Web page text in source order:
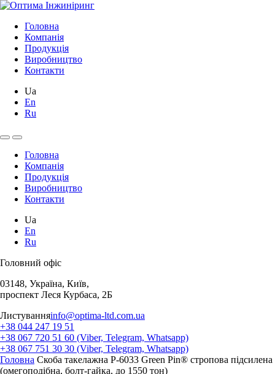
Головна
Компанія
Продукція
Виробництво
Контакти
Ua
En
Ru
Головна
Компанія
Продукція
Виробництво
Контакти
Ua
En
Ru
Головний офіс
03148, Україна, Київ,
проспект Леся Курбаса, 2Б
Листуванняinfo@optima-ltd.com.ua
+38 044 247 19 51
+38 067 720 51 60 (Viber, Telegram, Whatsapp)
+38 067 751 30 30 (Viber, Telegram, Whatsapp)
Головна Скоба такелажна P-6033 Green Pin® стропова підсилена
(омегоподібна, болт-гайка, до 1550 тон)